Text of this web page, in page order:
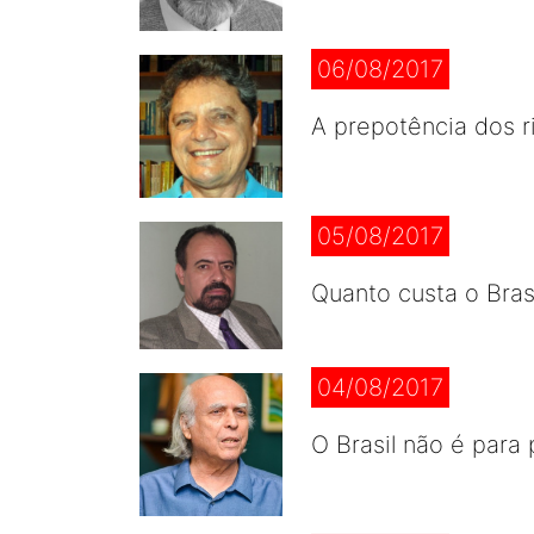
06/08/2017
A prepotência dos
05/08/2017
Quanto custa o
04/08/2017
O Brasil não é para